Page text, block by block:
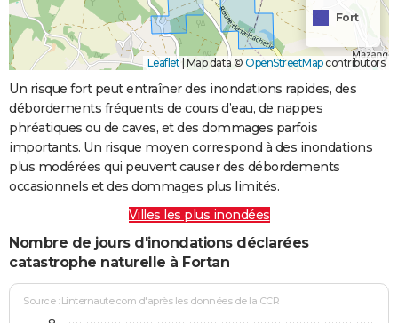
Fort
Leaflet| Map data © OpenStreetMapcontributors
Un risque fort peut entraîner des inondations rapides, des
débordements fréquents de cours d’eau, de nappes
phréatiques ou de caves, et des dommages parfois
importants. Un risque moyen correspond à des inondations
plus modérées qui peuvent causer des débordements
occasionnels et des dommages plus limités.
Villes les plus inondées
Nombre de jours d'inondations déclarées
catastrophe naturelle à Fortan
Source : Linternaute.com d'après les données de la CCR